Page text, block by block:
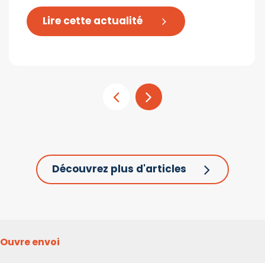
Lire cette actualité
Découvrez plus d'articles
Ouvre envoi